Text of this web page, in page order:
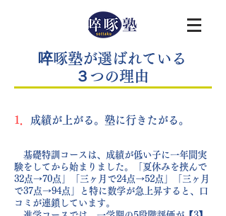
啐啄塾が選ばれている
３つの理由
基礎特訓コースは、成績が低い子に一年間実
験をしてから始まりました。「夏休みを挟んで
32点→70点」「三ヶ月で24点→52点」「三ヶ月
で37点→94点」と特に数学が急上昇すると、口
コミが連鎖しています。
1． 成績が上がる。塾に行きたがる。